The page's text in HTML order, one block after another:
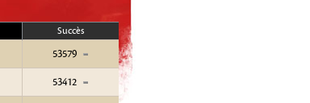
Succès
53579
53412